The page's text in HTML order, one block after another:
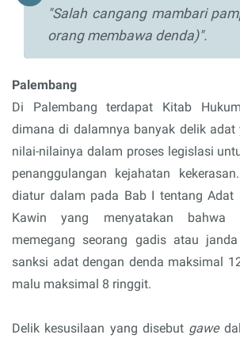
"Salah cangang mambari
orang membawa denda)".
Palembang
Di Palembang terdapat Kitab
dimana di dalamnya banyak delik
nilai-nilainya dalam proses legislasi
penanggulangan kejahatan
diatur dalam pada Bab I tentang Adat
Kawin yang menyatakan bahwa
memegang seorang gadis atau
sanksi adat dengan denda maksimal
malu maksimal 8 ringgit.
Delik kesusilaan yang disebut gawe